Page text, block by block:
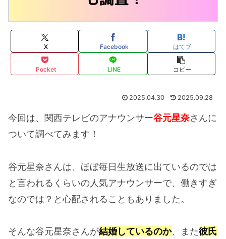
X Facebook はてブ
Pocket LINE コピー
2025.04.30 2025.09.28
今回は、関西テレビのアナウンサー谷元星奈さんに
ついて調べてみます！
谷元星奈さんは、ほぼ毎日生放送に出ているのでは
と言われるくらいの人気アナウンサーで、働きすぎ
なのでは？と心配されることもありました。
そんな谷元星奈さんが結婚しているのか、また彼氏